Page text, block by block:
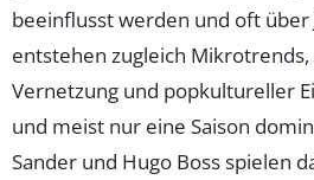
beeinflusst werden und oft über
entstehen zugleich
Vernetzung und popkultureller
und meist nur eine Saison
Sander und Hugo Boss spielen